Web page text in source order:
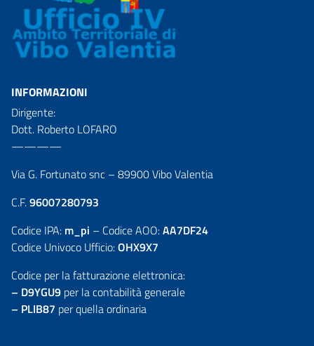
INFORMAZIONI
Dirigente:
Dott. Roberto LOFARO
————
Via G. Fortunato snc – 89900 Vibo Valentia
C.F.96007280793
Codice IPA: m_pi – Codice AOO:AA7DF24
Codice Univoco Ufficio:OHX9X7
Codice per la fatturazione elettronica:
– D9YGU9 per la contabilità generale
– PLIB87 per quella ordinaria